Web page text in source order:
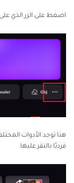
اضغط على الزر الذي
هنا توجد الأدوات
فرديًا بالنقر عليها.